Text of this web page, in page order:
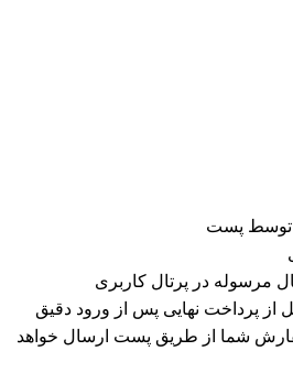
توسط پست
مرسوله در پرتال کاربری
پرداخت نهایی پس از ورود دقیق
شما از طریق پست ارسال خواهد